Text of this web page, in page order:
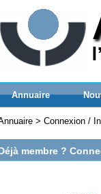
Annuaire
> Connexion /
membre ?